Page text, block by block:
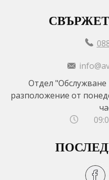
Отдел
разположение от